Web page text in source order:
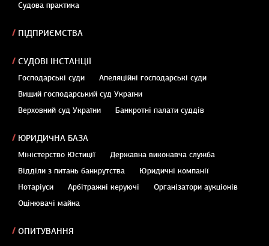
Судова практика
ПІДПРИЄМСТВА
СУДОВІ ІНСТАНЦІЇ
Господарські суди
Апеляційні господарські суди
Вищий господарський суд України
Верховний суд України
Банкротні палати суддів
ЮРИДИЧНА БАЗА
Міністерство Юстиції
Державна виконавча служба
Відділи з питань банкрутства
Юридичні компанії
Нотаріуси
Арбітражні керуючі
Організатори аукціонів
Оцінювачі майна
ОПИТУВАННЯ